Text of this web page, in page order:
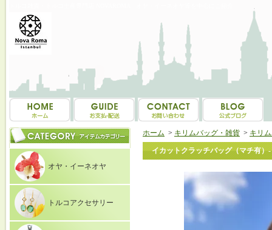
オヤ・イーネオヤ
トルコアクセサリー
ホーム > キリムバッグ・雑貨 > キリ
イカットクラッチバッグ（マチ有）-